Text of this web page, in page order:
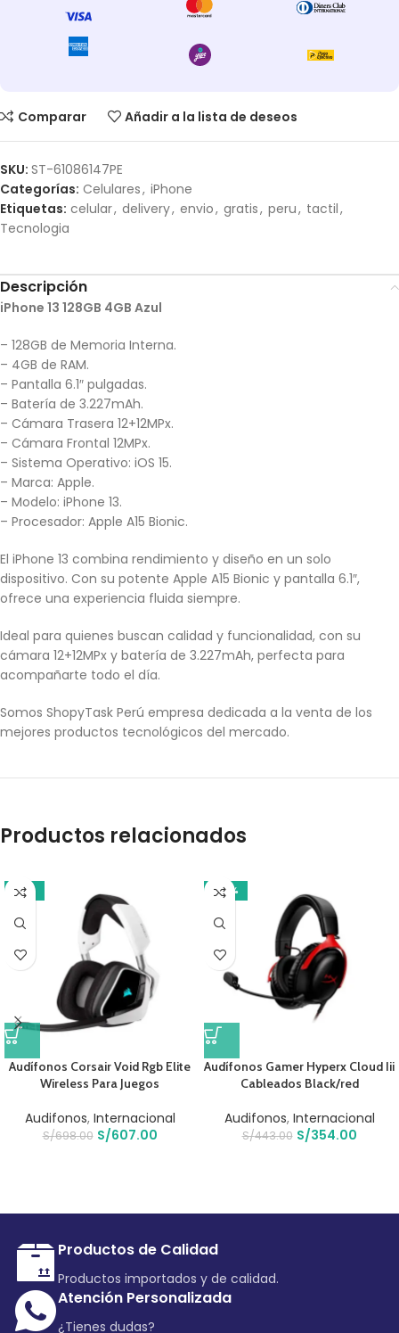
Comparar Añadir a la lista de deseos
SKU: ST-61086147PE
Categorías: Celulares, iPhone
Etiquetas: celular, delivery, envio, gratis, peru, tactil,
Tecnologia
Descripción
iPhone 13 128GB 4GB Azul
– 128GB de Memoria Interna.
– 4GB de RAM.
– Pantalla 6.1″ pulgadas.
– Batería de 3.227mAh.
– Cámara Trasera 12+12MPx.
– Cámara Frontal 12MPx.
– Sistema Operativo: iOS 15.
– Marca: Apple.
– Modelo: iPhone 13.
– Procesador: Apple A15 Bionic.
El iPhone 13 combina rendimiento y diseño en un solo
dispositivo. Con su potente Apple A15 Bionic y pantalla 6.1″,
ofrece una experiencia fluida siempre.
Ideal para quienes buscan calidad y funcionalidad, con su
cámara 12+12MPx y batería de 3.227mAh, perfecta para
acompañarte todo el día.
Somos ShopyTask Perú empresa dedicada a la venta de los
mejores productos tecnológicos del mercado.
Productos relacionados
-13%
Audífonos Corsair Void Rgb Elite
Wireless Para Juegos
Audifonos, Internacional
S/698.00 S/607.00
-20%
Audífonos Gamer Hyperx Cloud Iii
Cableados Black/red
Audifonos, Internacional
S/443.00 S/354.00
Productos de Calidad
Productos importados y de calidad.
Atención Personalizada
¿Tienes dudas?